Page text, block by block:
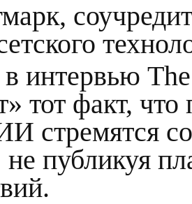
в интервью
тот факт,
стремятся
публикуя